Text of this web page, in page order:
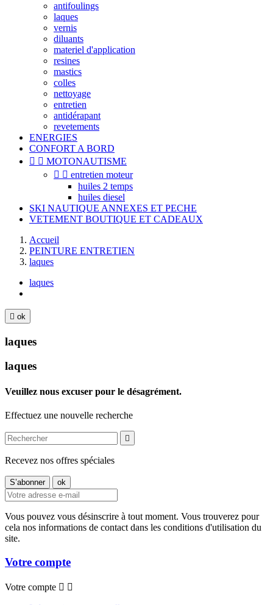
antifoulings
laques
vernis
diluants
materiel d'application
resines
mastics
colles
nettoyage
entretien
antidérapant
revetements
ENERGIES
CONFORT A BORD
  MOTONAUTISME
  entretien moteur
huiles 2 temps
huiles diesel
SKI NAUTIQUE ANNEXES ET PECHE
VETEMENT BOUTIQUE ET CADEAUX
Accueil
PEINTURE ENTRETIEN
laques
laques
 ok
laques
laques
Veuillez nous excuser pour le désagrément.
Effectuez une nouvelle recherche

Recevez nos offres spéciales
Vous pouvez vous désinscrire à tout moment. Vous trouverez pour
cela nos informations de contact dans les conditions d'utilisation du
site.
Votre compte
Votre compte  